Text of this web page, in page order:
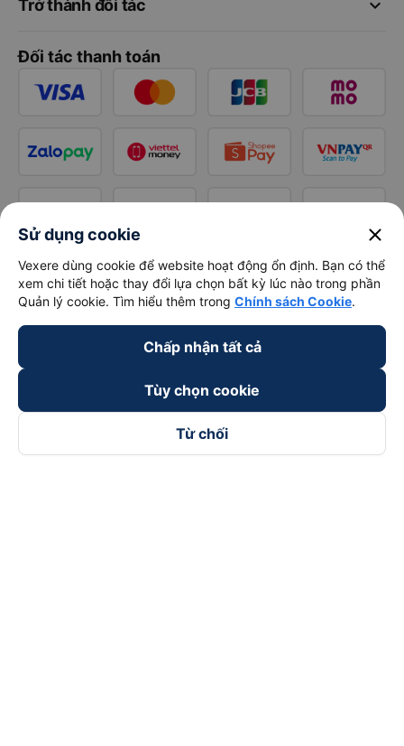
keyboard_arrow_down
Trở thành đối tác
Đối tác thanh toán
Sử dụng cookie close
Vexere dùng cookie để website hoạt động ổn định. Bạn có thể
xem chi tiết hoặc thay đổi lựa chọn bất kỳ lúc nào trong phần
Quản lý cookie. Tìm hiểu thêm trong Chính sách Cookie.
Chấp nhận tất cả
Tùy chọn cookie
Từ chối